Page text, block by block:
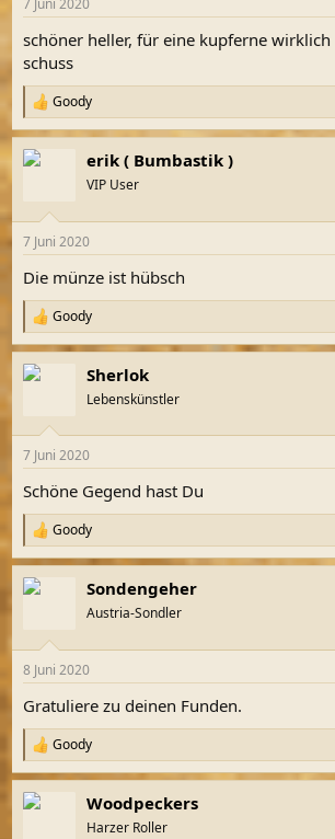
e
:
7 Juni 2020
schöner heller, für eine kupferne
schuss
R
e
a
k
e
:
Goody
erik ( Bumbastik )
VIP User
7 Juni 2020
Die münze ist hübsch
R
e
a
k
e
:
Goody
Sherlok
Lebenskünstler
7 Juni 2020
Schöne Gegend hast Du
R
e
a
k
e
:
Goody
Sondengeher
Austria-Sondler
8 Juni 2020
Gratuliere zu deinen Funden.
R
e
a
k
Goody
Woodpeckers
Harzer Roller